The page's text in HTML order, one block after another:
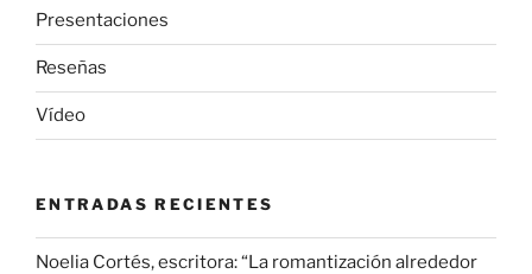
Presentaciones
Reseñas
Vídeo
ENTRADAS RECIENTES
Noelia Cortés, escritora: “La romantización alrededor